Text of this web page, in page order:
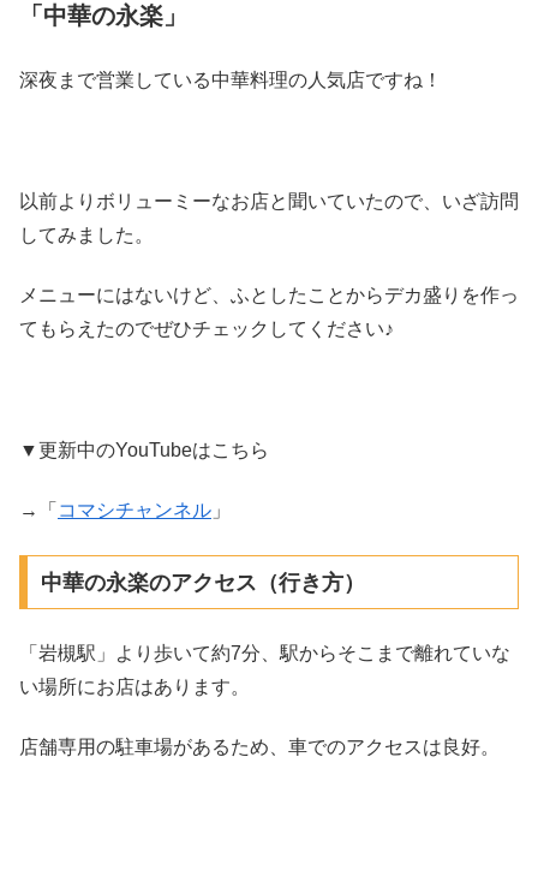
「中華の永楽」
深夜まで営業している中華料理の人気店ですね！
以前よりボリューミーなお店と聞いていたので、いざ訪問
してみました。
メニューにはないけど、ふとしたことからデカ盛りを作っ
てもらえたのでぜひチェックしてください♪
▼更新中のYouTubeはこちら
→「 コマシチャンネル 」
中華の永楽のアクセス（行き方）
「岩槻駅」より歩いて約7分、駅からそこまで離れていな
い場所にお店はあります。
店舗専用の駐車場があるため、車でのアクセスは良好。